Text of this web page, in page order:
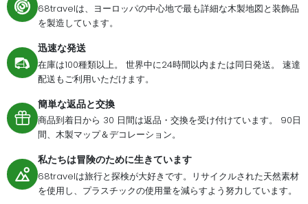
68travelは、ヨーロッパの中心地で最も詳細な木製地図と装飾品
を製造しています。
迅速な発送
在庫は100種類以上。 世界中に24時間以内または同日発送。 速達
配送もご利用いただけます。
簡単な返品と交換
商品到着日から 30 日間は返品・交換を受け付けています。 90日
間、木製マップ＆デコレーション。
私たちは冒険のために生きています
68travelは旅行と探検が大好きです。リサイクルされた天然素材
を使用し、プラスチックの使用量を減らすよう努力しています。